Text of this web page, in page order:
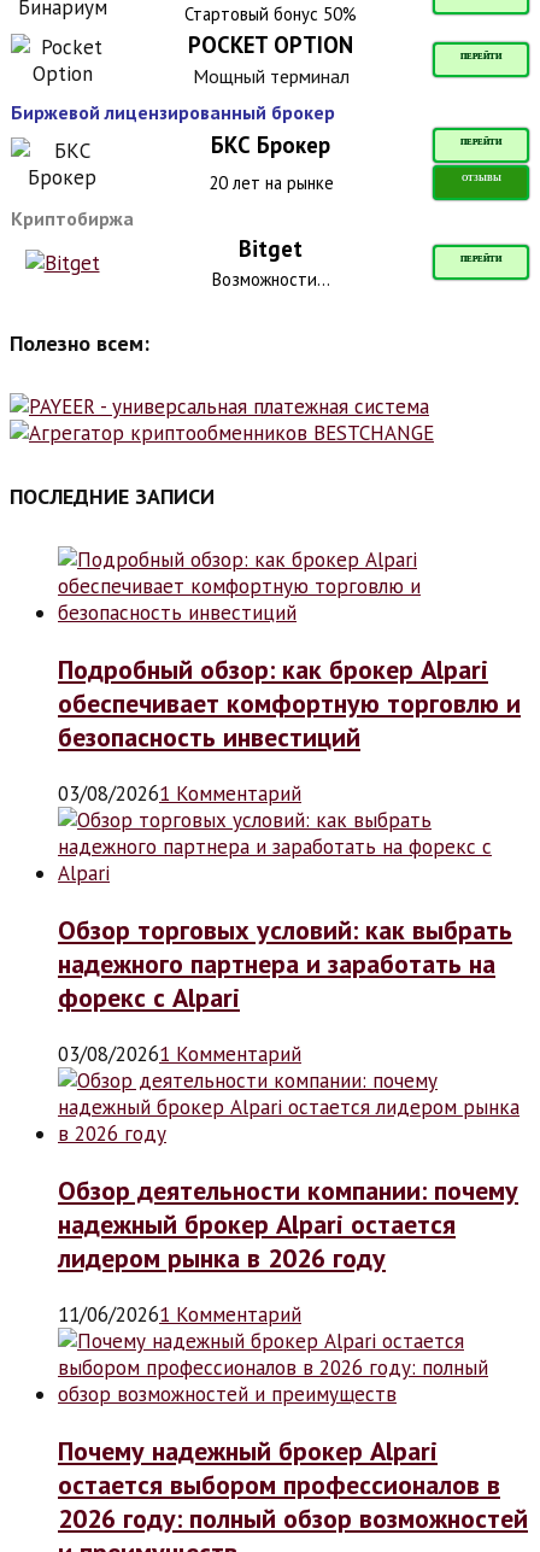
Стартовый бонус 50%
POCKET OPTION ПЕРЕЙТИ
Мощный терминал
Биржевой лицензированный брокер
БКС Брокер ПЕРЕЙТИ
20 лет на рынке ОТЗЫВЫ
Криптобиржа
Bitget ПЕРЕЙТИ
Возможности...
Полезно всем:
ПОСЛЕДНИЕ ЗАПИСИ
Подробный обзор: как брокер Alpari
обеспечивает комфортную торговлю и
безопасность инвестиций
03/08/20261 Комментарий
Обзор торговых условий: как выбрать
надежного партнера и заработать на
форекс с Alpari
03/08/20261 Комментарий
Обзор деятельности компании: почему
надежный брокер Alpari остается
лидером рынка в 2026 году
11/06/20261 Комментарий
Почему надежный брокер Alpari
остается выбором профессионалов в
2026 году: полный обзор возможностей